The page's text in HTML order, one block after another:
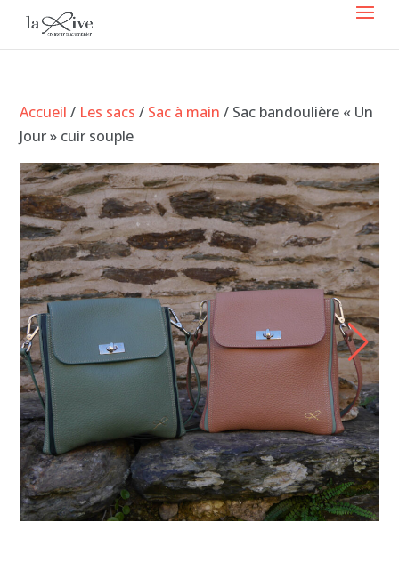
Accueil / Les sacs / Sac à main / Sac bandoulière « Un
Jour » cuir souple